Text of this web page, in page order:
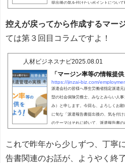
提出後の気を付けたいポイントについ
ありませんよ～！※この記事は 2025年6
控えが戻ってから作成するマー
ては第３回目コラムですよ！
人材ビジネスナビ2025.08.01
「マージン率等の情報提
https://jinzai-biz.com/
派遣会社の皆様へ厚生労働省指定派遣
型の社会保険労務士、みなとみらい人
み）と申します。今回も、よろしくお
に旬な「派遣報告書提出後の、気を付
のテーマはそれに続いて、派遣報告書
し、これで終わりじゃないの？」と思っ
これで昨年から少しずつ、丁寧
告書関連のお話が、ようやく終